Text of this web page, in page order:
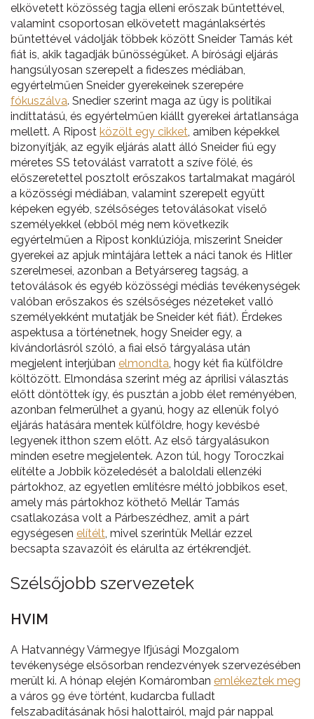
elkövetett közösség tagja elleni erőszak bűntettével,
valamint csoportosan elkövetett magánlaksértés
bűntettével vádolják többek között Sneider Tamás két
fiát is, akik tagadják bűnösségüket. A bírósági eljárás
hangsúlyosan szerepelt a fideszes médiában,
egyértelműen Sneider gyerekeinek szerepére
fókuszálva. Snedier szerint maga az ügy is politikai
indíttatású, és egyértelműen kiállt gyerekei ártatlansága
mellett. A Ripost közölt egy cikket , amiben képekkel
bizonyítják, az egyik eljárás alatt álló Sneider fiú egy
méretes SS tetoválást varratott a szíve fölé, és
előszeretettel posztolt erőszakos tartalmakat magáról
a közösségi médiában, valamint szerepelt együtt
képeken egyéb, szélsőséges tetoválásokat viselő
személyekkel (ebből még nem következik
egyértelműen a Ripost konklúziója, miszerint Sneider
gyerekei az apjuk mintájára lettek a náci tanok és Hitler
szerelmesei, azonban a Betyársereg tagság, a
tetoválások és egyéb közösségi médiás tevékenységek
valóban erőszakos és szélsőséges nézeteket valló
személyekként mutatják be Sneider két fiát). Érdekes
aspektusa a történetnek, hogy Sneider egy, a
kivándorlásról szóló, a fiai első tárgyalása után
megjelent interjúban elmondta , hogy két fia külföldre
költözött. Elmondása szerint még az áprilisi választás
előtt döntöttek így, és pusztán a jobb élet reményében,
azonban felmerülhet a gyanú, hogy az ellenük folyó
eljárás hatására mentek külföldre, hogy kevésbé
legyenek itthon szem előtt. Az első tárgyalásukon
minden esetre megjelentek. Azon túl, hogy Toroczkai
elítélte a Jobbik közeledését a baloldali ellenzéki
pártokhoz, az egyetlen említésre méltó jobbikos eset,
amely más pártokhoz köthető Mellár Tamás
csatlakozása volt a Párbeszédhez, amit a párt
egységesen elítélt , mivel szerintük Mellár ezzel
becsapta szavazóit és elárulta az értékrendjét.
Szélsőjobb szervezetek
HVIM
A Hatvannégy Vármegye Ifjúsági Mozgalom
tevékenysége elsősorban rendezvények szervezésében
merült ki. A hónap elején Komáromban emlékeztek meg
a város 99 éve történt, kudarcba fulladt
felszabadításának hősi halottairól, majd pár nappal